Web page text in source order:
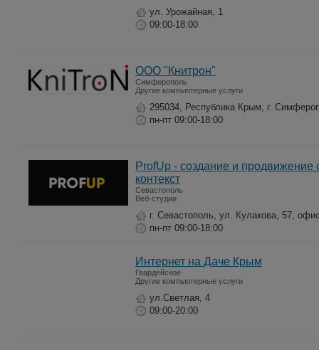
ул. Урожайная, 1
09:00-18:00
ООО "Книтрон"
Симферополь
Другие компьютерные услуги
295034, Республика Крым, г.
пн-пт 09:00-18:00
ProfUp - создание и продвижение
контекст
Севастополь
Веб-студии
г. Севастополь, ул. Кулакова, 57,
пн-пт 09:00-18:00
Интернет на Даче Крым
Гвардейское
Другие компьютерные услуги
ул.Светлая, 4
09:00-20:00